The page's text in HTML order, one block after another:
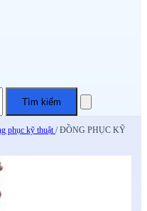
Tìm kiếm
phục kỹ thuật / ĐỒNG PHỤC KỸ